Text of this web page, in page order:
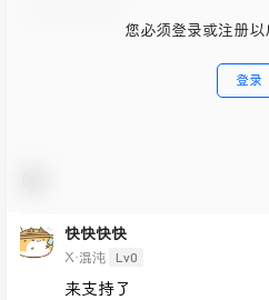
您必须登录或注册
登录
快快快快
X·混沌 Lv0
来支持了